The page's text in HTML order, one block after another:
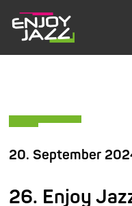
20. September
26. Enjoy